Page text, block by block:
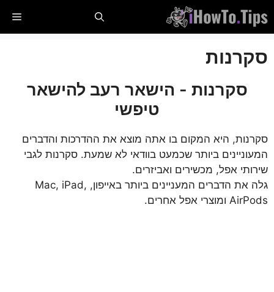
לתוכן
סקרנות
סקרנות - הישאר רעב להישאר
טיפשי
סקרנות, היא המקום בו אתה מוצא את ההדרכות והדברים
המעוניינים ביותר שכמעט בוודאי לא שמעת. סקרנות לגבי
שירותי אפל, מכשירים ואביזרים.
גלה את הדברים המעניינים ביותר באייפון, Mac, iPad,
AirPods ומוצרי אפל אחרים.